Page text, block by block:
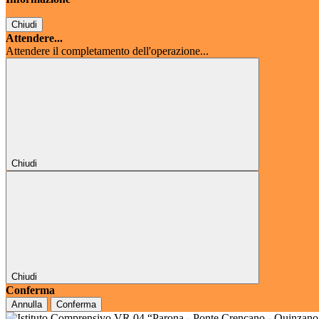
Chiudi
Attendere...
Attendere il completamento dell'operazione...
Chiudi
Chiudi
Conferma
Annulla Conferma